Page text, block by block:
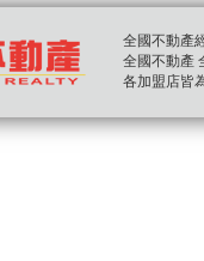
全國不動產
全國不動產
各加盟店皆